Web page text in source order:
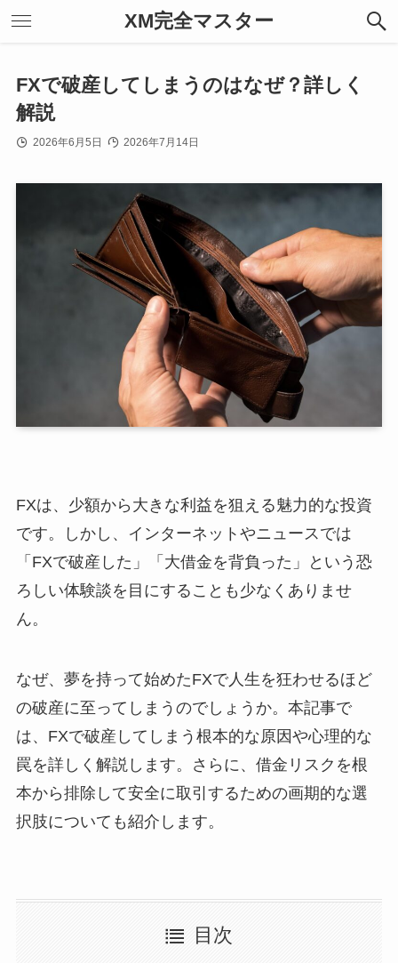
XM完全マスター
FXで破産してしまうのはなぜ？詳しく
解説
2026年6月5日 2026年7月14日
FXは、少額から大きな利益を狙える魅力的な投資
です。しかし、インターネットやニュースでは
「FXで破産した」「大借金を背負った」という恐
ろしい体験談を目にすることも少なくありませ
ん。
なぜ、夢を持って始めたFXで人生を狂わせるほど
の破産に至ってしまうのでしょうか。本記事で
は、FXで破産してしまう根本的な原因や心理的な
罠を詳しく解説します。さらに、借金リスクを根
本から排除して安全に取引するための画期的な選
択肢についても紹介します。
目次